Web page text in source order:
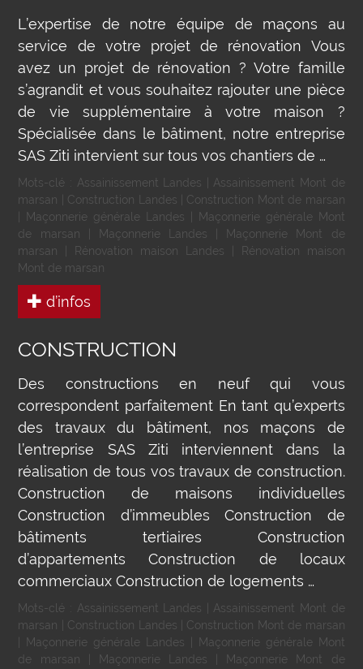
L’expertise de notre équipe de maçons au
service de votre projet de rénovation Vous
avez un projet de rénovation ? Votre famille
s’agrandit et vous souhaitez rajouter une pièce
de vie supplémentaire à votre maison ?
Spécialisée dans le bâtiment, notre entreprise
SAS Ziti intervient sur tous vos chantiers de …
Mots-clé : Assainissement Landes
Assainissement Mont de
marsan
Construction Landes
Construction Mont de marsan
Maçonnerie générale Landes
Maçonnerie générale Mont
de marsan
Maçonnerie Landes
Maçonnerie Mont de
marsan
Rénovation maison Landes
Rénovation maison
Mont de marsan
d’infos
CONSTRUCTION
Des constructions en neuf qui vous
correspondent parfaitement En tant qu’experts
des travaux du bâtiment, nos maçons de
l’entreprise SAS Ziti interviennent dans la
réalisation de tous vos travaux de construction.
Construction de maisons individuelles
Construction d’immeubles Construction de
bâtiments tertiaires Construction
d’appartements Construction de locaux
commerciaux Construction de logements …
Mots-clé : Assainissement Landes
Assainissement Mont de
marsan
Construction Landes
Construction Mont de marsan
Maçonnerie générale Landes
Maçonnerie générale Mont
de marsan
Maçonnerie Landes
Maçonnerie Mont de